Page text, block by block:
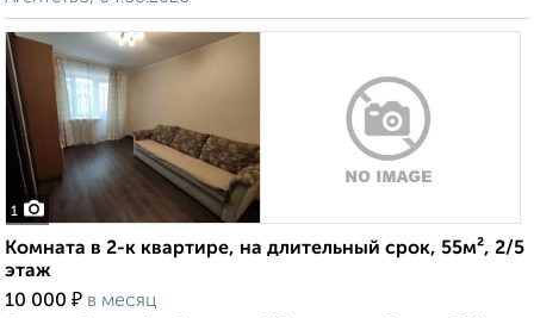
1
Комната в 2-к квартире, на длительный срок, 55м², 2/5
этаж
10 000 ₽ в месяц